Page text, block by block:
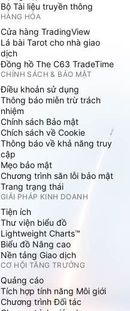
Bộ Tài liệu truyền thông
HÀNG HÓA
Cửa hàng TradingView
Lá bài Tarot cho nhà giao
dịch
Đồng hồ The C63 TradeTime
CHÍNH SÁCH & BẢO MẬT
Điều khoản sử dụng
Thông báo miễn trừ trách
nhiệm
Chính sách Bảo mật
Chích sách về Cookie
Thông báo về khả năng truy
cập
Mẹo bảo mật
Chương trình săn lỗi bảo mật
Trang trạng thái
GIẢI PHÁP KINH DOANH
Tiện ích
Thư viện biểu đồ
Lightweight Charts™
Biểu đồ Nâng cao
Nền tảng Giao dịch
CƠ HỘI TĂNG TRƯỞNG
Quảng cáo
Tích hợp tính năng Môi giới
Chương trình Đối tác